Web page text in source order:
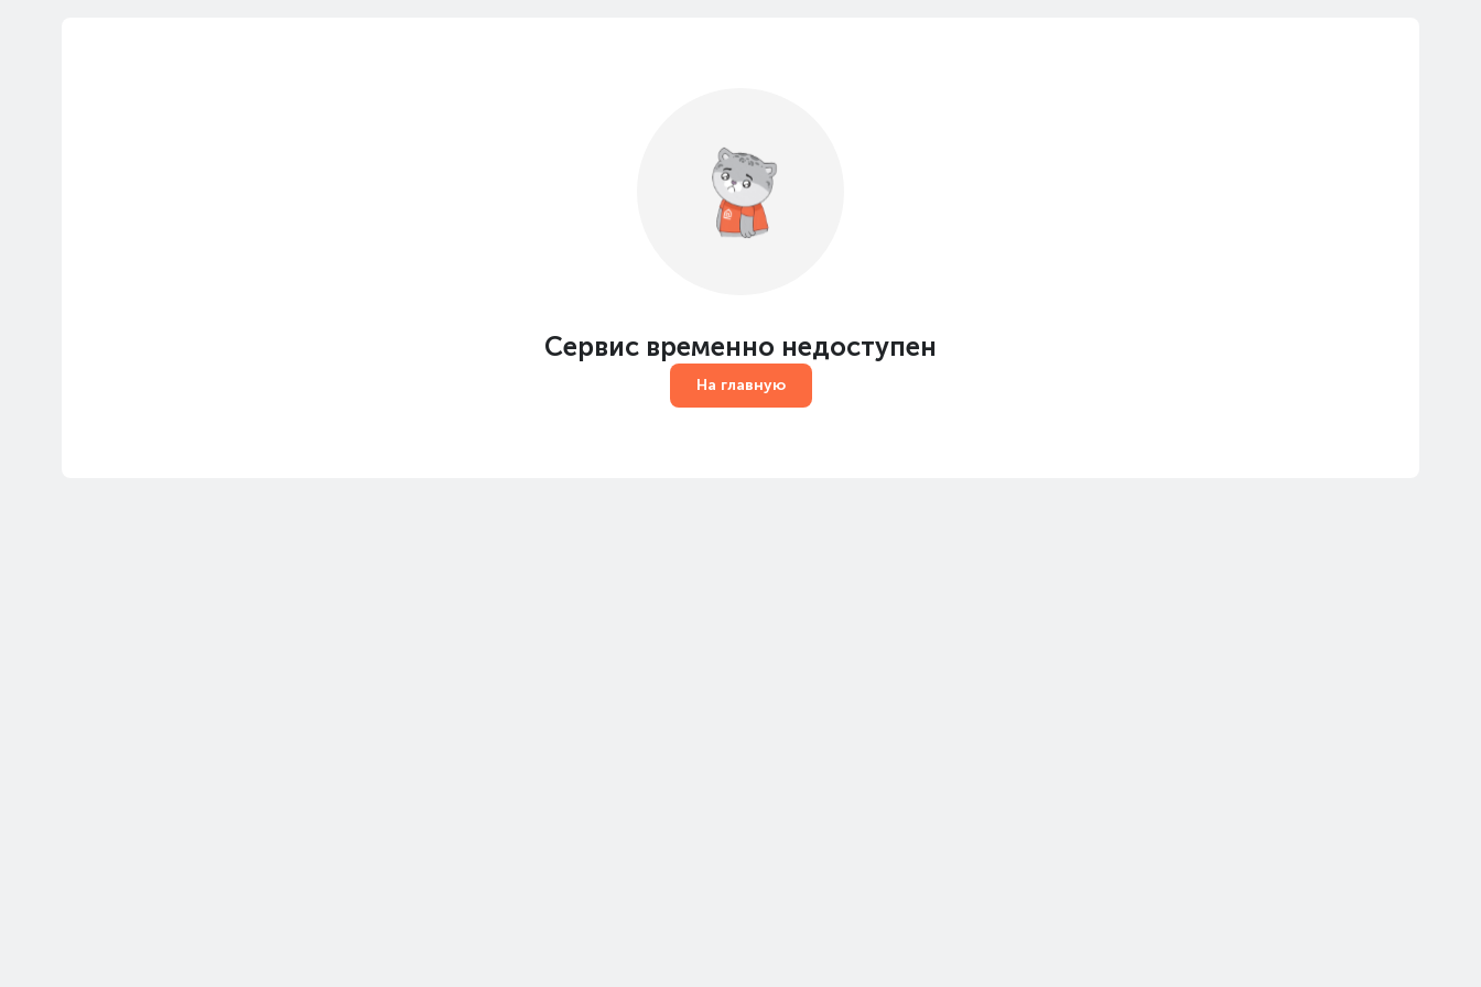
Сервис временно недоступен
На главную